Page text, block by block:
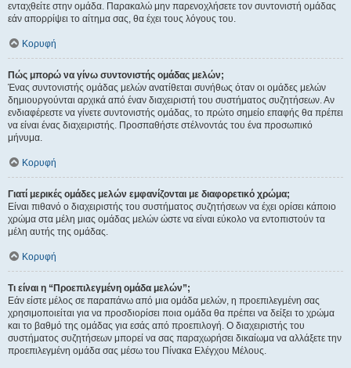
ενταχθείτε στην ομάδα. Παρακαλώ μην παρενοχλήσετε τον συντονιστή ομάδας
εάν απορρίψει το αίτημα σας, θα έχει τους λόγους του.
Κορυφή
Πώς μπορώ να γίνω συντονιστής ομάδας μελών;
Ένας συντονιστής ομάδας μελών ανατίθεται συνήθως όταν οι ομάδες μελών
δημιουργούνται αρχικά από έναν διαχειριστή του συστήματος συζητήσεων. Αν
ενδιαφέρεστε να γίνετε συντονιστής ομάδας, το πρώτο σημείο επαφής θα πρέπει
να είναι ένας διαχειριστής. Προσπαθήστε στέλνοντάς του ένα προσωπικό
μήνυμα.
Κορυφή
Γιατί μερικές ομάδες μελών εμφανίζονται με διαφορετικό χρώμα;
Είναι πιθανό ο διαχειριστής του συστήματος συζητήσεων να έχει ορίσει κάποιο
χρώμα στα μέλη μιας ομάδας μελών ώστε να είναι εύκολο να εντοπιστούν τα
μέλη αυτής της ομάδας.
Κορυφή
Τι είναι η “Προεπιλεγμένη ομάδα μελών”;
Εάν είστε μέλος σε παραπάνω από μια ομάδα μελών, η προεπιλεγμένη σας
χρησιμοποιείται για να προσδιορίσει ποια ομάδα θα πρέπει να δείξει το χρώμα
και το βαθμό της ομάδας για εσάς από προεπιλογή. Ο διαχειριστής του
συστήματος συζητήσεων μπορεί να σας παραχωρήσει δικαίωμα να αλλάξετε την
προεπιλεγμένη ομάδα σας μέσω του Πίνακα Ελέγχου Μέλους.